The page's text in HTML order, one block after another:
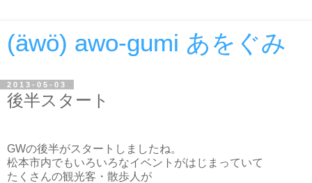
(äwö) awo-gumi あをぐみ
2013-05-03
後半スタート
GWの後半がスタートしましたね。
松本市内でもいろいろなイベントがはじまっていて
たくさんの観光客・散歩人が